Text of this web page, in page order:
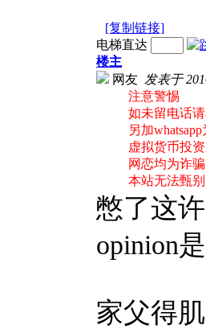
[复制链接]
电梯直达
楼主
网友 发表于
注意警惕
如未留电话
另加
虚拟货币投
网恋均为诈骗
本站无法甄
憋了这
opinion
家父得